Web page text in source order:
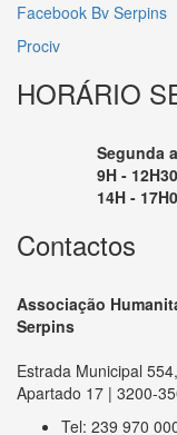
Facebook Bv Serpins
Prociv
HORÁRIO
Segunda a
9H - 12H30
14H -
Contactos
Associação
Serpins
Estrada Municipal
Apartado 17 | 3200-
Tel: 239 970